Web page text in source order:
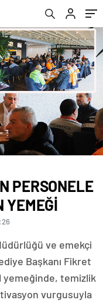
PERSONELE
YEMEĞİ
ve emekçi
Başkanı Fikret
temizlik
vurgusuyla